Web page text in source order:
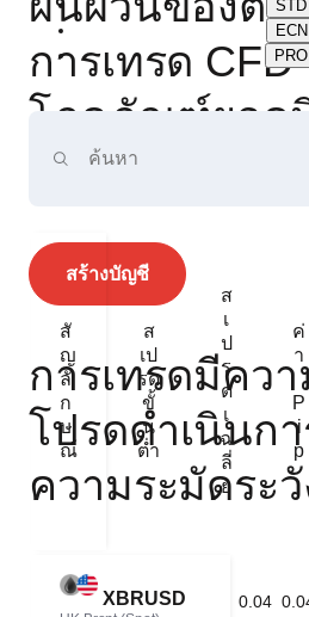
การเทรด
โภคภัณฑ์ยอด
น้ำมันดิบ
สร้างบัญชี
การเทรดมีควา
โปรดดำเนินก
ความระมัดระวั
STD
ECN
PRO
สั
ญ
ลั
ก
ษ
ณ์
ส
เป
รด
ขั้
น
ต่ำ
ส
เ
ป
ร
ด
เ
ฉ
ลี่
ย
ค่
า
P
I
P
XBRUSD 0.04